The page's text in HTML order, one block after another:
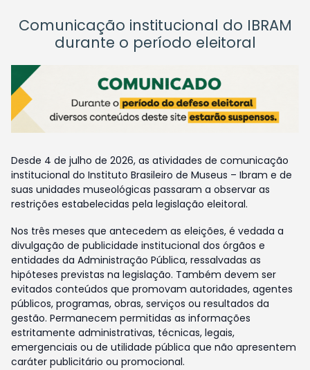
Comunicação institucional do IBRAM
durante o período eleitoral
Desde 4 de julho de 2026, as atividades de comunicação
institucional do Instituto Brasileiro de Museus – Ibram e de
suas unidades museológicas passaram a observar as
restrições estabelecidas pela legislação eleitoral.
Nos três meses que antecedem as eleições, é vedada a
divulgação de publicidade institucional dos órgãos e
entidades da Administração Pública, ressalvadas as
hipóteses previstas na legislação. Também devem ser
evitados conteúdos que promovam autoridades, agentes
públicos, programas, obras, serviços ou resultados da
gestão. Permanecem permitidas as informações
estritamente administrativas, técnicas, legais,
emergenciais ou de utilidade pública que não apresentem
caráter publicitário ou promocional.